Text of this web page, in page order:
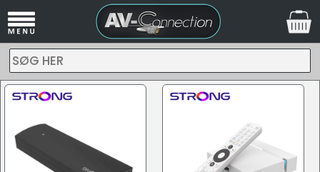
SØG HER